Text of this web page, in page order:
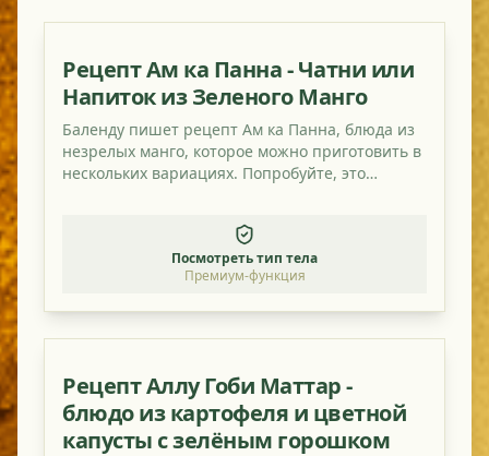
Рецепт Ам ка Панна - Чатни или
Напиток из Зеленого Манго
Баленду пишет рецепт Ам ка Панна, блюда из
незрелых манго, которое можно приготовить в
нескольких вариациях. Попробуйте, это
Посмотреть тип тела
Премиум-функция
Рецепт Аллу Гоби Маттар -
блюдо из картофеля и цветной
капусты с зелёным горошком